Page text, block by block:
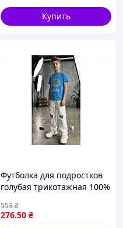
Купить
Футболка для подростков
голубая трикотажная 100%
носки в повседневной
жизни
276.50 ₴
553₴